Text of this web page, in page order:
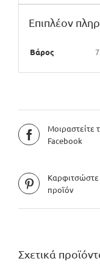
Επιπλέον
Βάρος
Μοιραστείτε
Facebook
Καρφιτσώστε
προϊόν
Σχετικά